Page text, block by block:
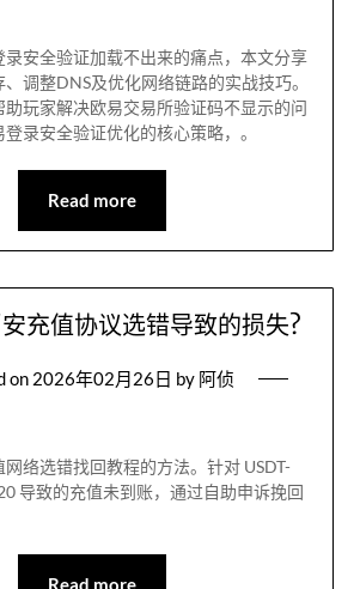
安全验证加载不出来的痛点，本文分享
调整DNS及优化网络链路的实战技巧。
玩家解决欧易交易所验证码不显示的问
录安全验证优化的核心策略，。
Read more
充值协议选错导致的损失?
on 2026年02月26日 by 阿侦
络选错找回教程的方法。针对 USDT-
导致的充值未到账，通过自助申诉挽回
Read more